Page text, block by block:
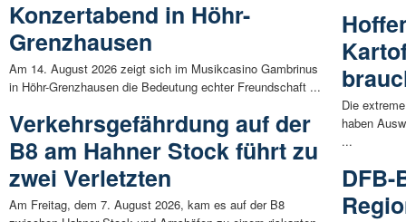
Konzertabend in Höhr-
Grenzhausen
Am 14. August 2026 zeigt sich im Musikcasino Gambrinus
in Höhr-Grenzhausen die Bedeutung echter Freundschaft ...
Verkehrsgefährdung auf der
B8 am Hahner Stock führt zu
zwei Verletzten
Am Freitag, dem 7. August 2026, kam es auf der B8
Die
haben
...
DFB-